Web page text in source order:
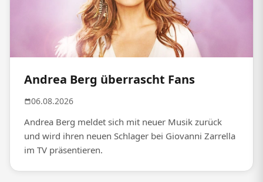
Andrea Berg überrascht Fans
06.08.2026
Andrea Berg meldet sich mit neuer Musik zurück
und wird ihren neuen Schlager bei Giovanni Zarrella
im TV präsentieren.